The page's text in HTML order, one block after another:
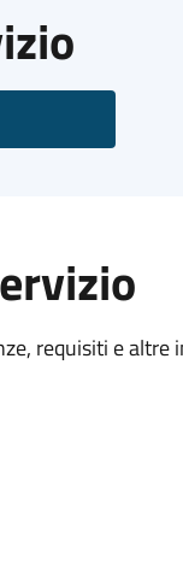
requisiti e